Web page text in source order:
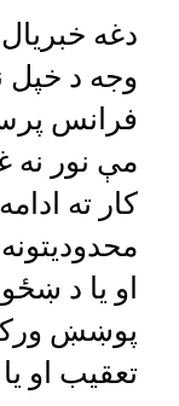
دغه
وجه د خپل
فرانس
مې نور
کار ته
او یا د
پوښښ
تعقیب او